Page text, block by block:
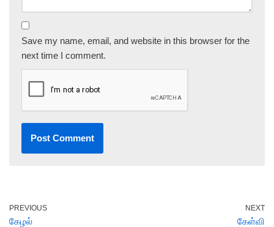
Save my name, email, and website in this browser for the
next time I comment.
PREVIOUS
கேழல்
NEXT
கேள்வி